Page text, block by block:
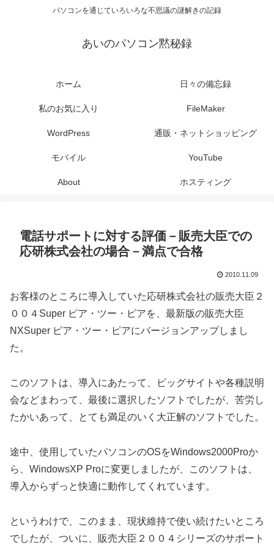
パソコンを通じていろいろな不思議の謎解きの記録
あいのパソコン黙秘録
ホーム 日々の備忘録
私のお気に入り FileMaker
WordPress 通販・ネットショッピング
モバイル YouTube
About ホスティング
電話サポートに対する評価－販売大臣での
応研株式会社の場合－満点で合格
2010.11.09
お客様のところに導入していた応研株式会社の販売大臣２
００４Super ピア・ツー・ピアを、最新版の販売大臣
NXSuper ピア・ツー・ピアにバージョンアップしまし
た。
このソフトは、導入にあたって、ビッグサイトや各種説明
会などまわって、最後に選択したソフトでしたが、苦労し
たかいあって、とても満足のいく大正解のソフトでした。
途中、使用していたパソコンのOSをWindows2000Proか
ら、WindowsXP Proに変更しましたが、このソフトは、
導入からずっと快適に動作してくれています。
というわけで、このまま、現状維持で使い続けたいところ
でしたが、ついに、販売大臣２００４シリーズのサポート